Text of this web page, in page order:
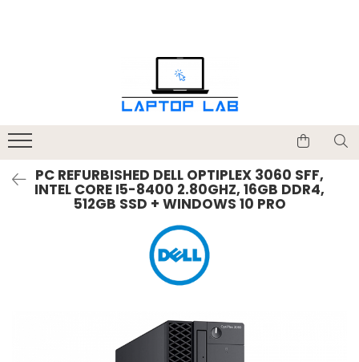
Încărcătoare
PC REFURBISHED DELL OPTIPLEX 3060 SFF,
INTEL CORE I5-8400 2.80GHZ, 16GB DDR4,
512GB SSD + WINDOWS 10 PRO